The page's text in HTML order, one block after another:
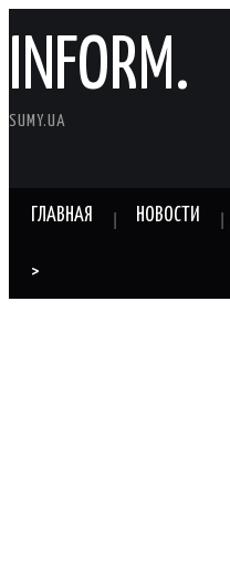
INFORM.
SUMY.UA
ГЛАВНАЯ НОВОСТИ
>